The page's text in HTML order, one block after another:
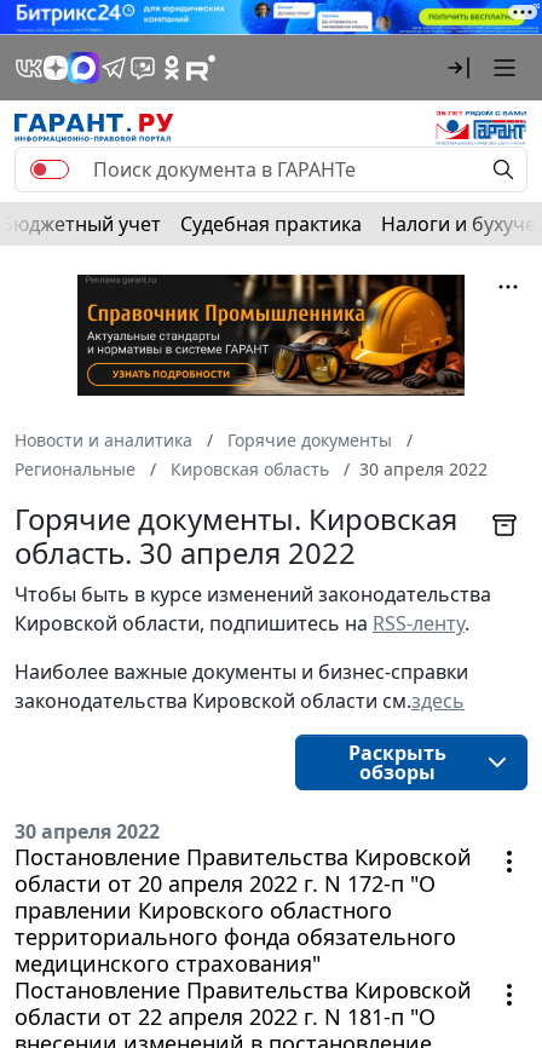
Бюджетный учет Судебная практика Налоги и
Новости и аналитика
Горячие документы
Региональные
Кировская область 30 апреля 2022
Горячие документы. Кировская
область. 30 апреля 2022
Чтобы быть в курсе изменений законодательства
Кировской области, подпишитесь на RSS-ленту.
Наиболее важные документы и бизнес-справки
законодательства Кировской области см.здесь
Раскрыть
обзоры
30 апреля 2022
Постановление Правительства Кировской
области от 20 апреля 2022 г. N 172-п "О
правлении Кировского областного
территориального фонда обязательного
медицинского страхования"
Постановление Правительства Кировской
области от 22 апреля 2022 г. N 181-п "О